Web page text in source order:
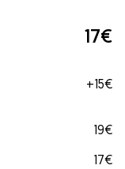
17€
+15€
19€
17€